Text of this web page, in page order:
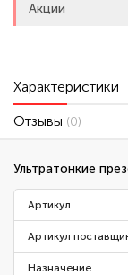
Акции
Характеристики
Отзывы (0)
Ультратонкие
Артикул
Артикул
Назначение